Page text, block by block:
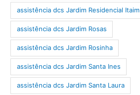
assistência dcs Jardim Residencial Itaim
assistência dcs Jardim Rosas
assistência dcs Jardim Rosinha
assistência dcs Jardim Santa Ines
assistência dcs Jardim Santa Laura